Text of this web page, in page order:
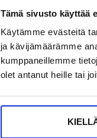
Tämä sivusto käyttää
Käytämme evästeitä
ja kävijämäärämme
kumppaneillemme
olet antanut heille tai